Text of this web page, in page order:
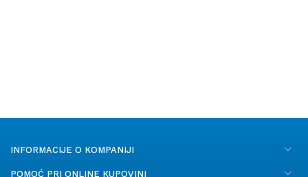
INFORMACIJE O KOMPANIJI
POMOĆ PRI ONLINE KUPOVINI